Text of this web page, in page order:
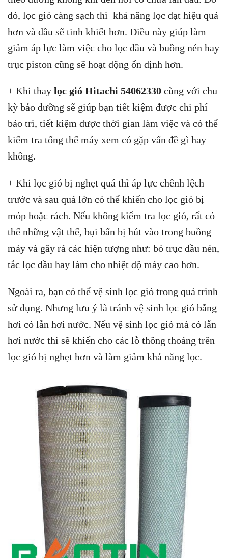
đó, lọc gió càng sạch thì khả năng lọc đạt hiệu quả
hơn và dầu sẽ tinh khiết hơn. Điều này giúp làm
giảm áp lực làm việc cho lọc dầu và buồng nén hay
trục piston cũng sẽ hoạt động ổn định hơn.
+ Khi thay lọc gió Hitachi 54062330 cùng với chu
kỳ bảo dưỡng sẽ giúp bạn tiết kiệm được chi phí
bảo trì, tiết kiệm được thời gian làm việc và có thể
kiểm tra tổng thể máy xem có gặp vấn đề gì hay
không.
+ Khi lọc gió bị nghẹt quá thì áp lực chênh lệch
trước và sau quá lớn có thể khiến cho lọc gió bị
móp hoặc rách. Nếu không kiểm tra lọc gió, rất có
thể những vật thể, bụi bẩn bị hút vào trong buồng
máy và gây rá các hiện tượng như: bó trục đầu nén,
tắc lọc dầu hay làm cho nhiệt độ máy cao hơn.
Ngoài ra, bạn có thể vệ sinh lọc gió trong quá trình
sử dụng. Nhưng lưu ý là tránh vệ sinh lọc gió bằng
hơi có lẫn hơi nước. Nếu vệ sinh lọc gió mà có lẫn
hơi nước thì sẽ khiến cho các lỗ thông thoáng trên
lọc gió bị nghẹt hơn và làm giảm khả năng lọc.